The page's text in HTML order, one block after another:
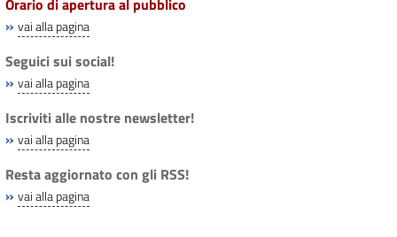
» vai alla pagina
Seguici sui social!
» vai alla pagina
Iscriviti alle nostre newsletter!
» vai alla pagina
Resta aggiornato con gli RSS!
» vai alla pagina